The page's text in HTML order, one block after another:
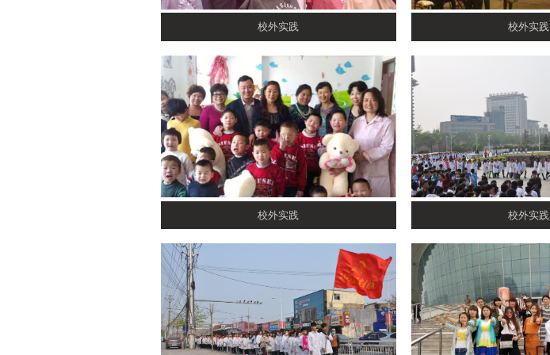
校外实践 校外实践
校外实践 校外实践